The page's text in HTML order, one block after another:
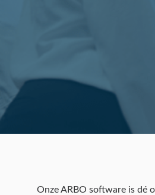
Onze ARBO software is dé